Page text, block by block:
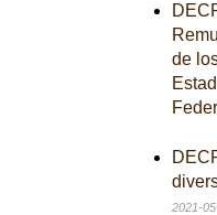
de
2021-